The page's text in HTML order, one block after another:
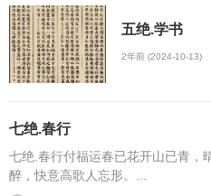
五绝.学书
2年前 (2024-10-13)
七绝.春行
七绝.春行付福运春已花开山已青，
醉，快意高歌人忘形。...